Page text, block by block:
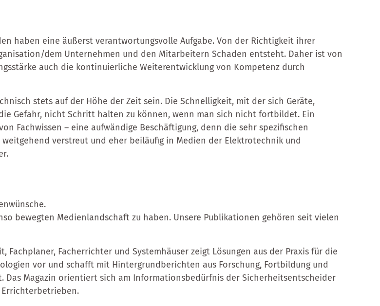
haben eine äußerst verantwortungsvolle Aufgabe. Von der Richtigkeit ihrer
dem Unternehmen und den Mitarbeitern Schaden entsteht. Daher ist von
auch die kontinuierliche Weiterentwicklung von Kompetenz durch
stets auf der Höhe der Zeit sein. Die Schnelligkeit, mit der sich Geräte,
Gefahr, nicht Schritt halten zu können, wenn man sich nicht fortbildet. Ein
Fachwissen – eine aufwändige Beschäftigung, denn die sehr spezifischen
verstreut und eher beiläufig in Medien der Elektrotechnik und
bewegten Medienlandschaft zu haben. Unsere Publikationen gehören seit vielen
Fachplaner, Facherrichter und Systemhäuser zeigt Lösungen aus der Praxis für die
vor und schafft mit Hintergrundberichten aus Forschung, Fortbildung und
Das Magazin orientiert sich am Informationsbedürfnis der Sicherheitsentscheider
Errichterbetrieben.